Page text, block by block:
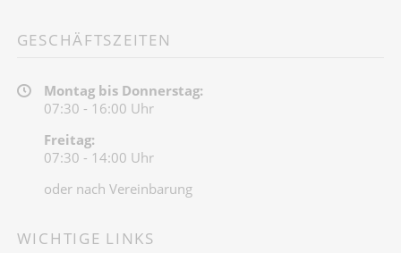
GESCHÄFTSZEITEN
Montag bis Donnerstag:
07:30 - 16:00 Uhr
Freitag:
07:30 - 14:00 Uhr
oder nach Vereinbarung
WICHTIGE LINKS